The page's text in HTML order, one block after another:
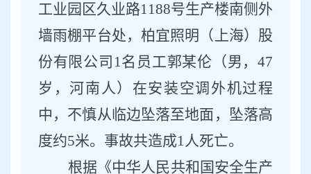
工业园区久业路1188号生产楼南侧外
墙雨棚平台处，柏宜照明（上海）股
份有限公司1名员工郭某伦（男，47
岁，河南人）在安装空调外机过程
中，不慎从临边坠落至地面，坠落高
度约5米。 事故共造成1人死亡。
根据《中华人民共和国安全生产